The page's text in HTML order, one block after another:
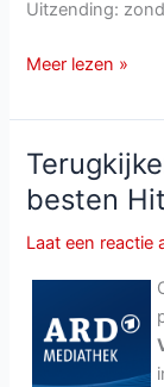
Uitzending:
Immer
Sonntags
van
zondag
11
augustus
Meer lezen »
besten
Laat een reactie